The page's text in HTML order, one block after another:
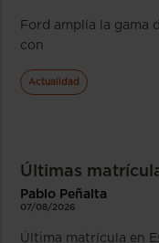
Ford amplía la gama
con
Actualidad
Últimas
Pablo Peñalta
07/08/2026
Última matrícula en